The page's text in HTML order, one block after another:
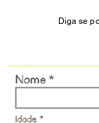
Diga se